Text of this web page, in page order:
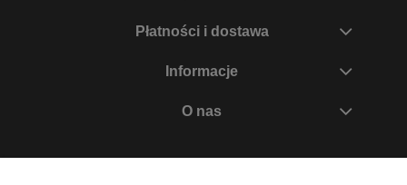
Płatności i dostawa
Informacje
O nas